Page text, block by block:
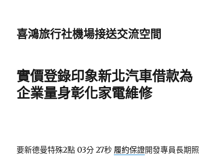
喜鴻旅行社機場接送交流空間
實價登錄印象新北汽車借款為
企業量身彰化家電維修
要新德曼特殊2點 03分 27秒 履約保證開發專員長期照